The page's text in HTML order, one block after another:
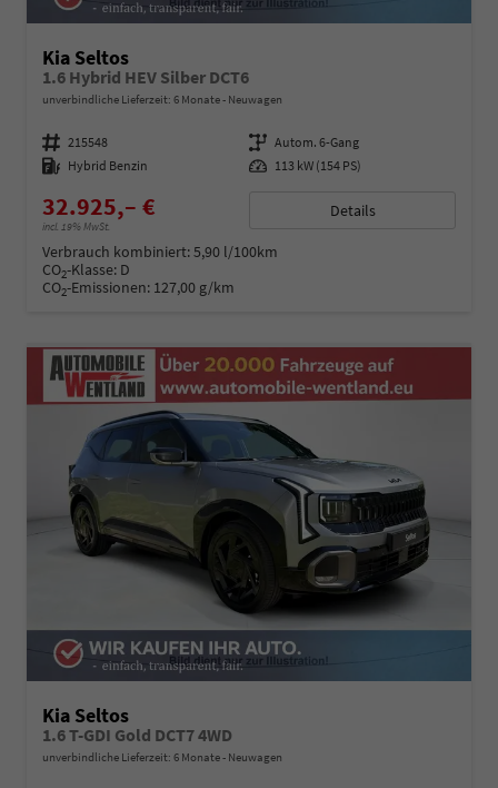
Kia Seltos
1.6 Hybrid HEV Silber DCT6
unverbindliche Lieferzeit: 6 Monate Neuwagen
Fahrzeugnummer 215548 Getriebe Autom. 6-Gang
Kraftstoff Hybrid Benzin Leistung 113 kW (154 PS)
32.925,– €
incl. 19% MwSt.
Details
Verbrauch kombiniert:5,90 l/100km
CO2-Klasse: D
CO2-Emissionen: 127,00 g/km
Kia Seltos
1.6 T-GDI Gold DCT7 4WD
unverbindliche Lieferzeit: 6 Monate Neuwagen